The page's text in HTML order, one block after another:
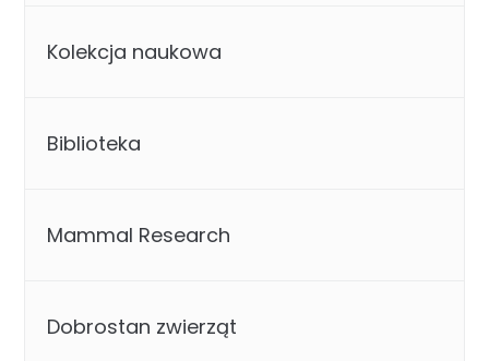
Kolekcja naukowa
Biblioteka
Mammal Research
Dobrostan zwierząt